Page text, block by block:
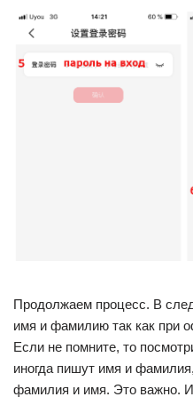
Продолжаем процесс. В
имя и фамилию так как при
Если не помните, то
иногда пишут имя и
фамилия и имя. Это важно.